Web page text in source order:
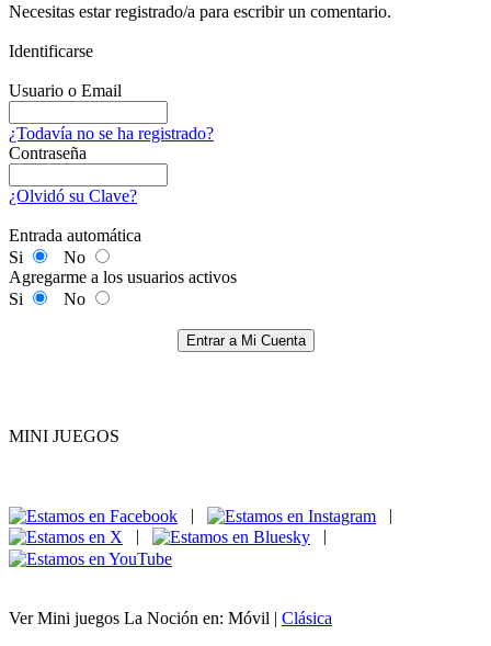
Necesitas estar registrado/a para escribir un comentario.
Identificarse
Usuario o Email
¿Todavía no se ha registrado?
Contraseña
¿Olvidó su Clave?
Entrada automática
Si
No
Agregarme a los usuarios activos
Si
No
Entrar a Mi Cuenta
MINI JUEGOS
|
|
|
|
Ver Mini juegos La Noción en: Móvil | Clásica